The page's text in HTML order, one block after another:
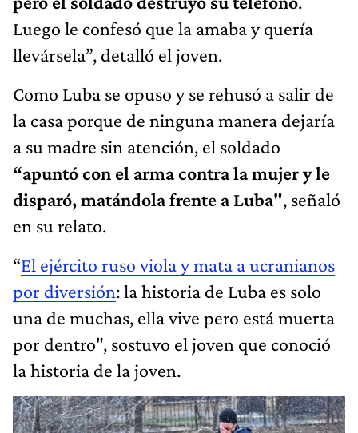
Luego le confesó que la amaba y quería
llevársela”, detalló el joven.
Como Luba se opuso y se rehusó a salir de
la casa porque de ninguna manera dejaría
a su madre sin atención, el soldado
“apuntó con el arma contra la mujer y le
disparó, matándola frente a Luba", señaló
en su relato.
“El ejército ruso viola y mata a ucranianos
por diversión: la historia de Luba es solo
una de muchas, ella vive pero está muerta
por dentro", sostuvo el joven que conoció
la historia de la joven.